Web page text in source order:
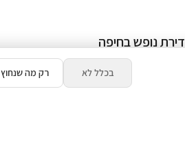
דירת נופש בחיפה
המתחם כולו שלכם
בכלל לא רק מה שנחוץ